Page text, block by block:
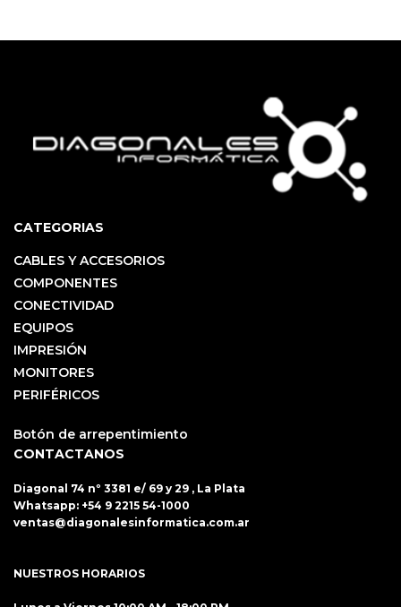
CATEGORIAS
CABLES Y ACCESORIOS
COMPONENTES
CONECTIVIDAD
EQUIPOS
IMPRESIÓN
MONITORES
PERIFÉRICOS
Botón de arrepentimiento
CONTACTANOS
Diagonal 74 nº 3381 e/ 69 y 29 , La Plata
Whatsapp: +54 9 2215 54-1000
ventas@diagonalesinformatica.com.ar
NUESTROS HORARIOS